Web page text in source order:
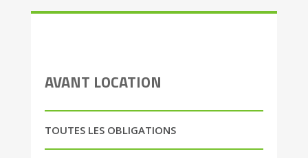
AVANT LOCATION
TOUTES LES OBLIGATIONS